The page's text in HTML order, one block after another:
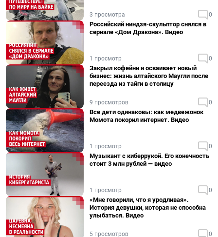
3 просмотра 0
Российский ниндзя-скульптор снялся в
сериале «Дом Дракона». Видео
1 просмотр 0
Закрыл кофейни и осваивает новый
бизнес: жизнь алтайского Маугли после
переезда из тайги в столицу
9 просмотров 0
Все дети одинаковы: как медвежонок
Момота покорил интернет. Видео
1 просмотр 0
Музыкант с киберрукой. Его конечность
стоит 3 млн рублей — видео
1 просмотр 0
«Мне говорили, что я уродливая».
История девушки, которая не способна
улыбаться. Видео
5 просмотров 0